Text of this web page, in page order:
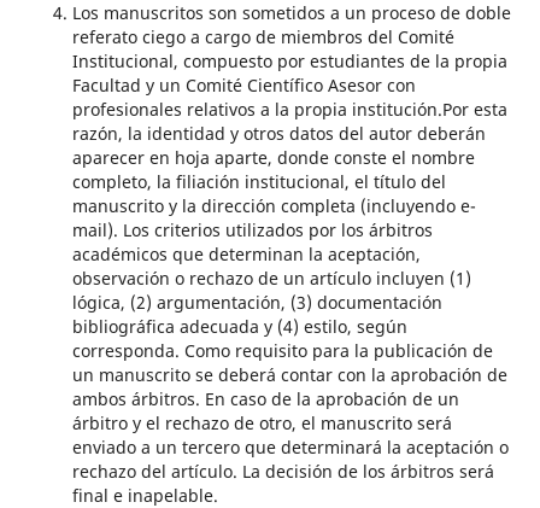
Los manuscritos son sometidos a un proceso de doble
referato ciego a cargo de miembros del Comité
Institucional, compuesto por estudiantes de la propia
Facultad y un Comité Científico Asesor con
profesionales relativos a la propia institución.Por esta
razón, la identidad y otros datos del autor deberán
aparecer en hoja aparte, donde conste el nombre
completo, la filiación institucional, el título del
manuscrito y la dirección completa (incluyendo e-
mail). Los criterios utilizados por los árbitros
académicos que determinan la aceptación,
observación o rechazo de un artículo incluyen (1)
lógica, (2) argumentación, (3) documentación
bibliográfica adecuada y (4) estilo, según
corresponda. Como requisito para la publicación de
un manuscrito se deberá contar con la aprobación de
ambos árbitros. En caso de la aprobación de un
árbitro y el rechazo de otro, el manuscrito será
enviado a un tercero que determinará la aceptación o
rechazo del artículo. La decisión de los árbitros será
final e inapelable.